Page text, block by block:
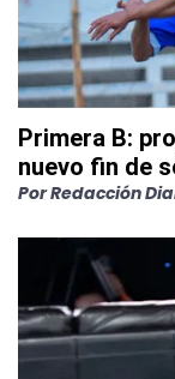
Primera B:
nuevo fin de
PorRedacción